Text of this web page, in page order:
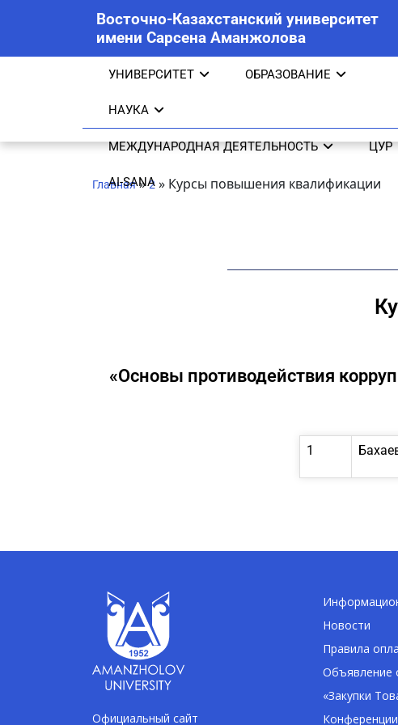
Восточно-Казахстанский университет
имени Сарсена Аманжолова
УНИВЕРСИТЕТ ОБРАЗОВАНИЕ
НАУКА
МЕЖДУНАРОДНАЯ ДЕЯТЕЛЬНОСТЬ ЦУР
AI-SANA
Главная»2 » Курсы повышения квалификации
«Основы противодействия
1
Официальный сайт
Новости
Правила
Объявление
«Закупки
Конференции